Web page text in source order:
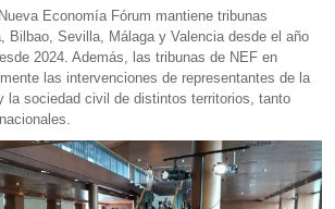
Economía Fórum mantiene tribunas
Bilbao, Sevilla, Málaga y Valencia desde el año
2024. Además, las tribunas de NEF en
las intervenciones de representantes de la
la sociedad civil de distintos territorios, tanto